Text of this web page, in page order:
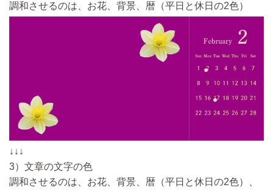
調和させるのは、お花、背景、暦（平日と休日の2色）
↓↓↓
3）文章の文字の色
調和させるのは、お花、背景、暦（平日と休日の2色）、